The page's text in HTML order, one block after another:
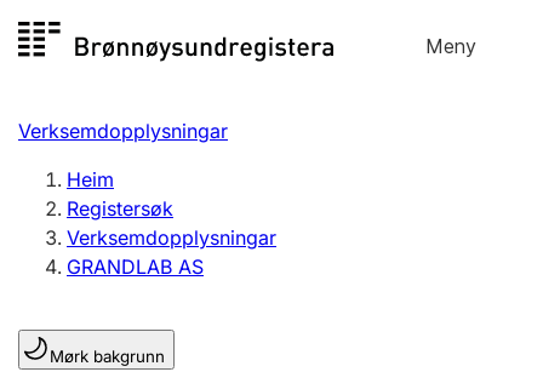
til
Meny
Registersøk
Aksjeselskap
Enkeltpersonføretak
Registrere, endre, slette
Lag og foreining
Verksemdopplysningar
Heim
Registersøk
Verksemdopplysningar
GRANDLAB AS
Mørk bakgrunn